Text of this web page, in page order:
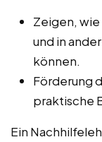
Zeigen,
und in
können.
Förderung
praktische
Ein